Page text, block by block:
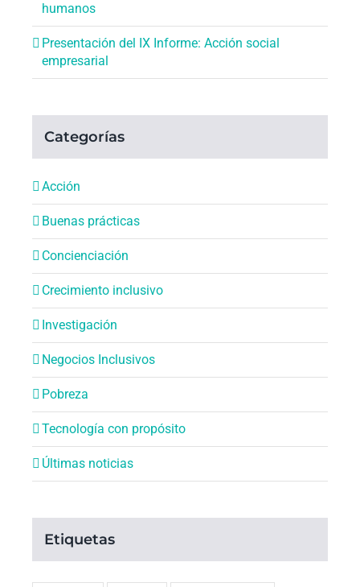
humanos
Presentación del IX Informe: Acción social
empresarial
Categorías
Acción
Buenas prácticas
Concienciación
Crecimiento inclusivo
Investigación
Negocios Inclusivos
Pobreza
Tecnología con propósito
Últimas noticias
Etiquetas